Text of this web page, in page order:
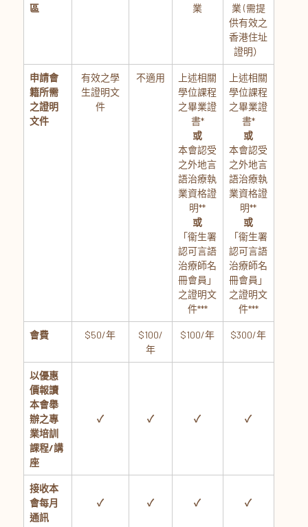
區
業
業 (需提
供有效之
香港住址
證明）
申請會
籍所需
之證明
文件
有效之學
生證明文
件
不適用
上述相關
學位課程
之畢業證
書*
或
本會認受
之外地言
語治療執
業資格證
明**
或
「衞生署
認可言語
治療師名
冊會員」
之證明文
件***
上述相關
學位課程
之畢業證
書*
或
本會認受
之外地言
語治療執
業資格證
明**
或
「衞生署
認可言語
治療師名
冊會員」
之證明文
件***
會費 $50/年
$100/
年
$100/年 $300/年
以優惠
價報讀
本會舉
辦之專
業培訓
課程/講
座
✓ ✓ ✓ ✓
接收本
會每月
通訊
✓ ✓ ✓ ✓